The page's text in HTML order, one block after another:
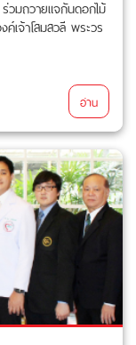
มถวายแจกันดอกไม้
เจ้าโสมสวลี พระวร
อ่าน